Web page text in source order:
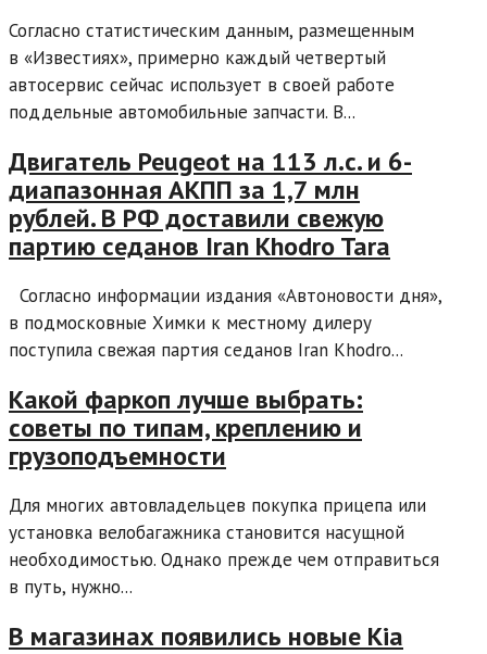
Согласно статистическим данным, размещенным
в «Известиях», примерно каждый четвертый
автосервис сейчас использует в своей работе
поддельные автомобильные запчасти. В...
Двигатель Peugeot на 113 л.с. и 6-
диапазонная АКПП за 1,7 млн
рублей. В РФ доставили свежую
партию седанов Iran Khodro Tara
Согласно информации издания «Автоновости дня»,
в подмосковные Химки к местному дилеру
поступила свежая партия седанов Iran Khodro...
Какой фаркоп лучше выбрать:
советы по типам, креплению и
грузоподъемности
Для многих автовладельцев покупка прицепа или
установка велобагажника становится насущной
необходимостью. Однако прежде чем отправиться
в путь, нужно...
В магазинах появились новые Kia